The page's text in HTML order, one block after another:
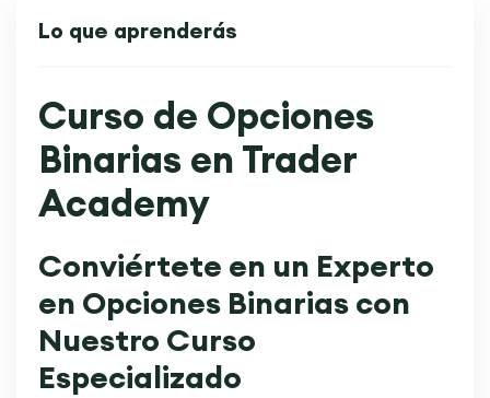
Lo que aprenderás
Curso de Opciones
Binarias en Trader
Academy
Conviértete en un Experto
en Opciones Binarias con
Nuestro Curso
Especializado